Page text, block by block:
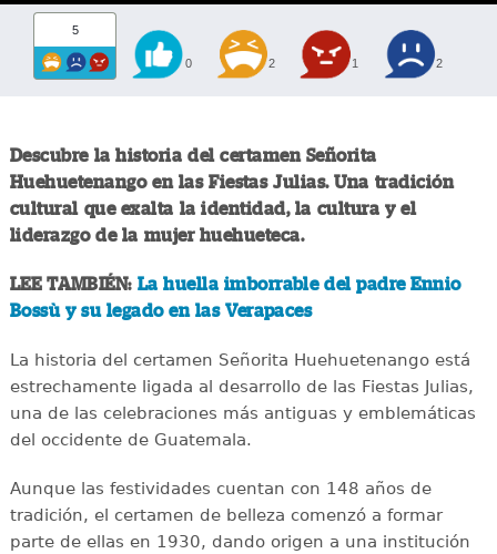
5
0 2 1 2
Descubre la historia del certamen Señorita
Huehuetenango en las Fiestas Julias. Una tradición
cultural que exalta la identidad, la cultura y el
liderazgo de la mujer huehueteca.
LEE TAMBIÉN: La huella imborrable del padre Ennio
Bossù y su legado en las Verapaces
La historia del certamen Señorita Huehuetenango está
estrechamente ligada al desarrollo de las Fiestas Julias,
una de las celebraciones más antiguas y emblemáticas
del occidente de Guatemala.
Aunque las festividades cuentan con 148 años de
tradición, el certamen de belleza comenzó a formar
parte de ellas en 1930, dando origen a una institución